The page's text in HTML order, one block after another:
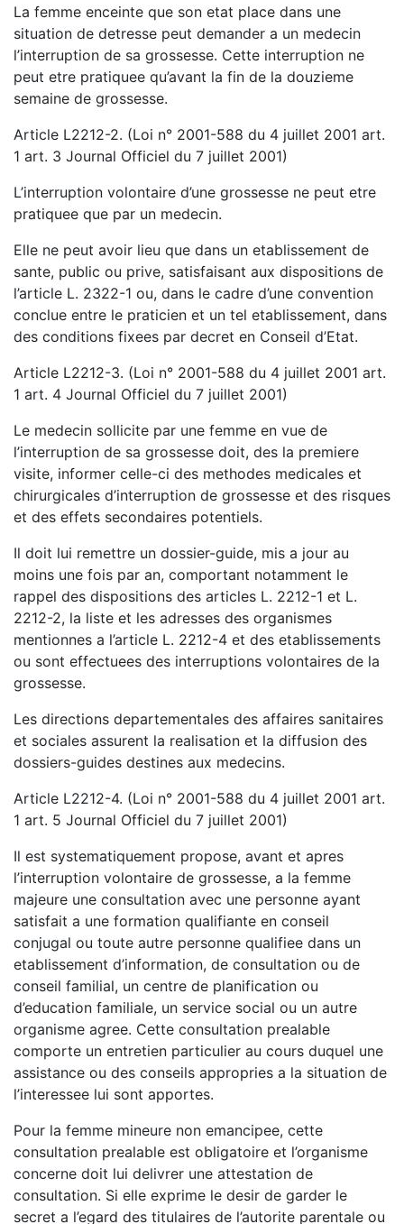
La femme enceinte que son etat place dans une
situation de detresse peut demander a un medecin
l’interruption de sa grossesse. Cette interruption ne
peut etre pratiquee qu’avant la fin de la douzieme
semaine de grossesse.
Article L2212-2. (Loi n° 2001-588 du 4 juillet 2001 art.
1 art. 3 Journal Officiel du 7 juillet 2001)
L’interruption volontaire d’une grossesse ne peut etre
pratiquee que par un medecin.
Elle ne peut avoir lieu que dans un etablissement de
sante, public ou prive, satisfaisant aux dispositions de
l’article L. 2322-1 ou, dans le cadre d’une convention
conclue entre le praticien et un tel etablissement, dans
des conditions fixees par decret en Conseil d’Etat.
Article L2212-3. (Loi n° 2001-588 du 4 juillet 2001 art.
1 art. 4 Journal Officiel du 7 juillet 2001)
Le medecin sollicite par une femme en vue de
l’interruption de sa grossesse doit, des la premiere
visite, informer celle-ci des methodes medicales et
chirurgicales d’interruption de grossesse et des risques
et des effets secondaires potentiels.
Il doit lui remettre un dossier-guide, mis a jour au
moins une fois par an, comportant notamment le
rappel des dispositions des articles L. 2212-1 et L.
2212-2, la liste et les adresses des organismes
mentionnes a l’article L. 2212-4 et des etablissements
ou sont effectuees des interruptions volontaires de la
grossesse.
Les directions departementales des affaires sanitaires
et sociales assurent la realisation et la diffusion des
dossiers-guides destines aux medecins.
Article L2212-4. (Loi n° 2001-588 du 4 juillet 2001 art.
1 art. 5 Journal Officiel du 7 juillet 2001)
Il est systematiquement propose, avant et apres
l’interruption volontaire de grossesse, a la femme
majeure une consultation avec une personne ayant
satisfait a une formation qualifiante en conseil
conjugal ou toute autre personne qualifiee dans un
etablissement d’information, de consultation ou de
conseil familial, un centre de planification ou
d’education familiale, un service social ou un autre
organisme agree. Cette consultation prealable
comporte un entretien particulier au cours duquel une
assistance ou des conseils appropries a la situation de
l’interessee lui sont apportes.
Pour la femme mineure non emancipee, cette
consultation prealable est obligatoire et l’organisme
concerne doit lui delivrer une attestation de
consultation. Si elle exprime le desir de garder le
secret a l’egard des titulaires de l’autorite parentale ou